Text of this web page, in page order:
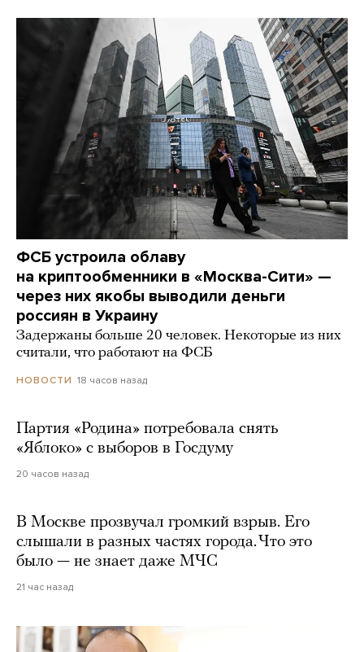
ФСБ устроила облаву
на криптообменники в «Москва-Сити» —
через них якобы выводили деньги
россиян в Украину
Задержаны больше 20 человек. Некоторые из них
считали, что работают на ФСБ
НОВОСТИ 18 часов назад
Партия «Родина» потребовала снять
«Яблоко» с выборов в Госдуму
20 часов назад
В Москве прозвучал громкий взрыв. Его
слышали в разных частях города. Что это
было — не знает даже МЧС
21 час назад